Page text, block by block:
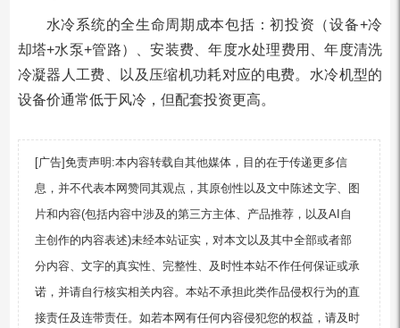
水冷系统的全生命周期成本包括：初投资（设备+冷
却塔+水泵+管路）、安装费、年度水处理费用、年度清洗
冷凝器人工费、以及压缩机功耗对应的电费。水冷机型的
设备价通常低于风冷，但配套投资更高。
[广告]免责声明:本内容转载自其他媒体，目的在于传递更多信
息，并不代表本网赞同其观点，其原创性以及文中陈述文字、图
片和内容(包括内容中涉及的第三方主体、产品推荐，以及AI自
主创作的内容表述)未经本站证实，对本文以及其中全部或者部
分内容、文字的真实性、完整性、及时性本站不作任何保证或承
诺，并请自行核实相关内容。本站不承担此类作品侵权行为的直
接责任及连带责任。如若本网有任何内容侵犯您的权益，请及时